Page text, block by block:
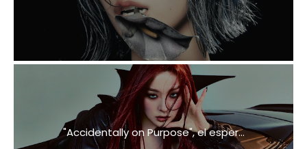
"Accidentally on Purpose", el esper...